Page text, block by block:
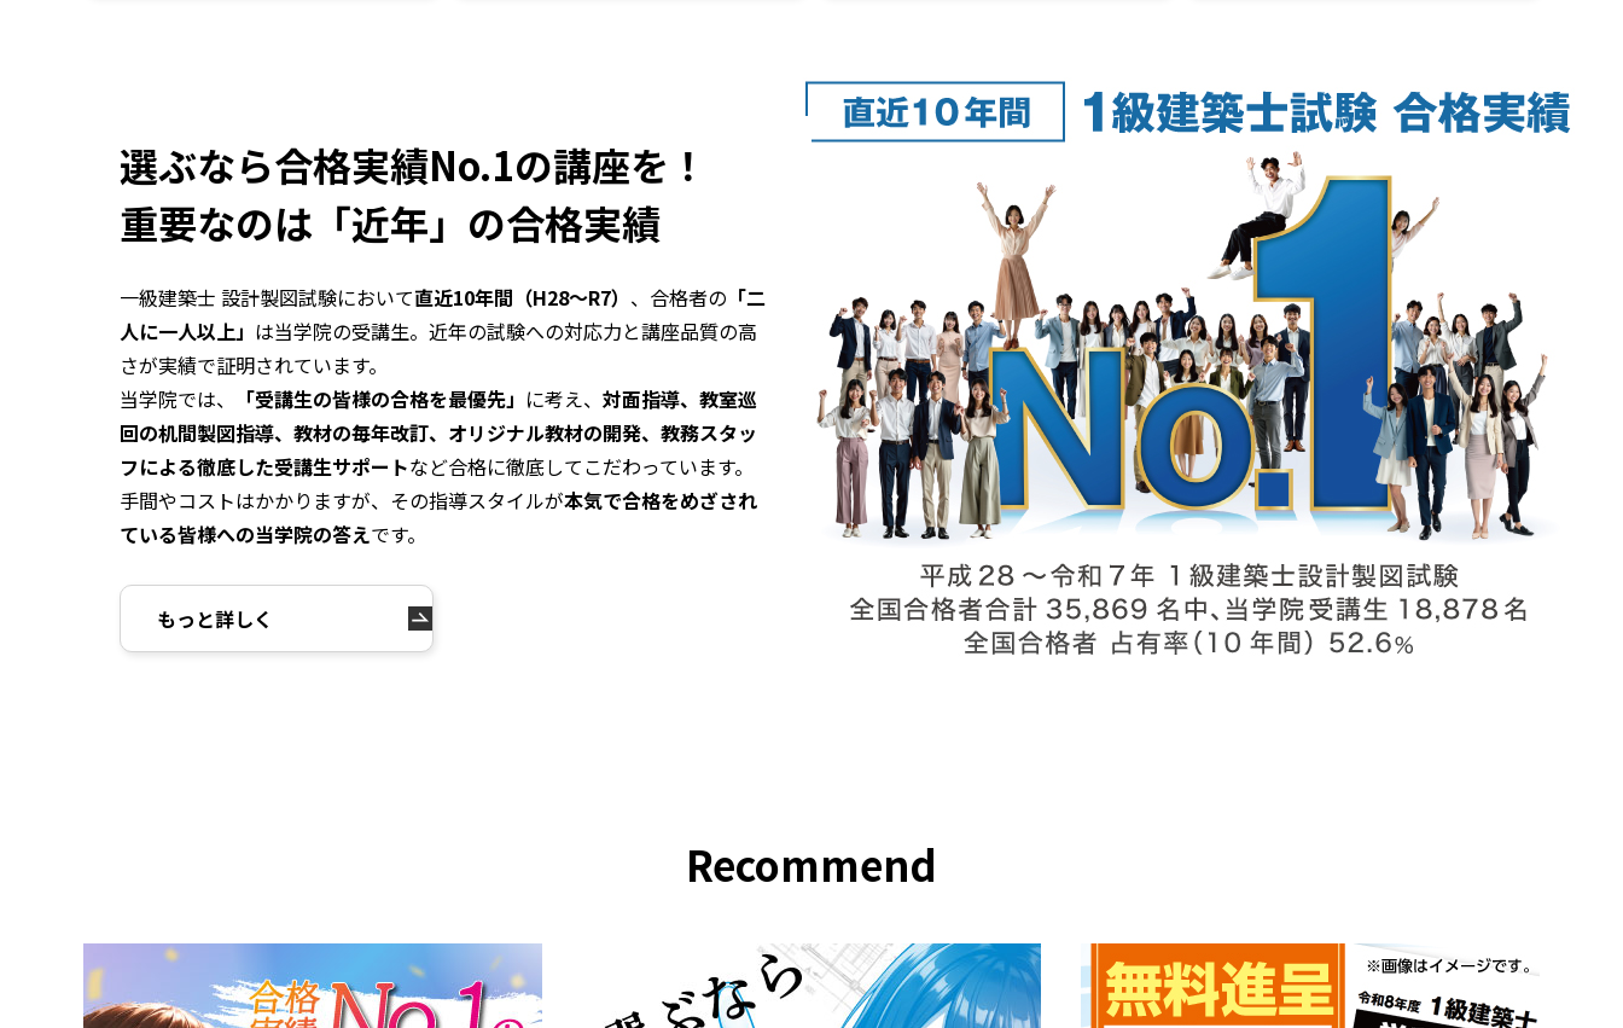
選ぶなら合格実績No.1の講座を！
重要なのは「近年」の合格実績
一級建築士 設計製図試験において直近10年間（H28～R7） 、合格者の 「二
人に一人以上」 は当学院の受講生。近年の試験への対応力と講座品質の高
さが実績で証明されています。
当学院では、
「受講生の皆様の合格を最優先」 に考え、 対面指導、教室巡
回の机間製図指導、教材の毎年改訂、オリジナル教材の開発、教務スタッ
フによる徹底した受講生サポートなど合格に徹底してこだわっています。
手間やコストはかかりますが、その指導スタイルが本気で合格をめざされ
ている皆様への当学院の答えです。
もっと詳しく
Recommend